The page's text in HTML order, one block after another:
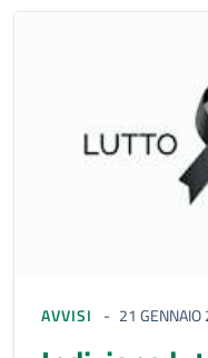
AVVISI 21 GENNAIO